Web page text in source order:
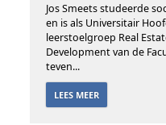
Jos Smeets studeerde
en is als Universitair
leerstoelgroep Real
Development van de
teven...
LEES MEER